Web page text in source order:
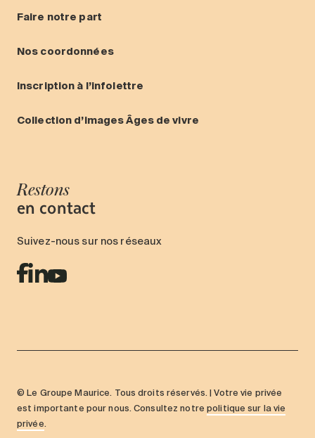
Faire notre part
Nos coordonnées
Inscription à l’infolettre
Collection d’images Âges de vivre
Restons
en contact
Suivez-nous sur nos réseaux
© Le Groupe Maurice. Tous droits réservés. | Votre vie privée
est importante pour nous. Consultez notrepolitique sur la vie
privée.